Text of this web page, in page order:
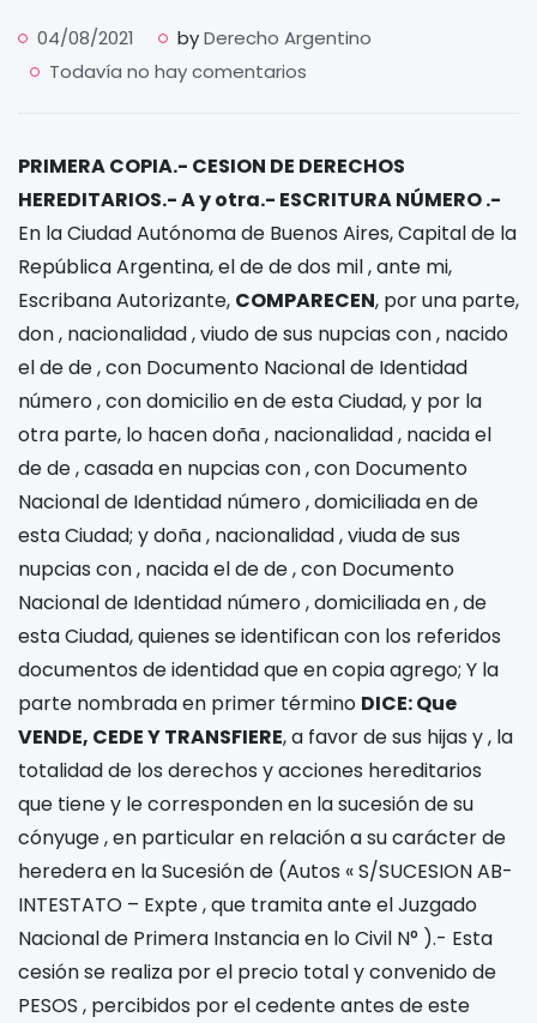
04/08/2021 byDerecho Argentino
Todavía no hay comentarios
PRIMERA COPIA.- CESION DE DERECHOS
HEREDITARIOS.-Ay otra.- ESCRITURA NÚMERO.-
En la Ciudad Autónoma de Buenos Aires, Capital de la
República Argentina, eldede dos mil, ante mi,
Escribana Autorizante, COMPARECEN, por una parte,
don, nacionalidad, viudo de sus nupcias con, nacido
eldede, con Documento Nacional de Identidad
número, con domicilio ende esta Ciudad, y por la
otra parte, lo hacen doña, nacionalidad, nacida el
dede, casada en nupcias con, con Documento
Nacional de Identidad número, domiciliada ende
esta Ciudad; y doña, nacionalidad, viuda de sus
nupcias con, nacida eldede, con Documento
Nacional de Identidad número, domiciliada en, de
esta Ciudad, quienes se identifican con los referidos
documentos de identidad que en copia agrego; Y la
parte nombrada en primer término DICE: Que
VENDE, CEDE Y TRANSFIERE, a favor de sus hijas y, la
totalidad de los derechos y acciones hereditarios
que tiene y le corresponden en la sucesión de su
cónyuge, en particular en relación a su carácter de
heredera en la Sucesión de (Autos «S/SUCESION AB-
INTESTATO – Expte, que tramita ante el Juzgado
Nacional de Primera Instancia en lo Civil N° ).- Esta
cesión se realiza por el precio total y convenido de
PESOS , percibidos por el cedente antes de este